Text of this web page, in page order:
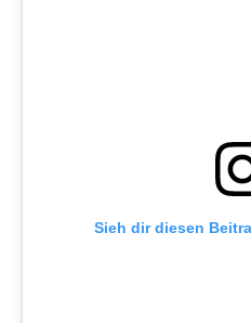
Sieh dir diesen